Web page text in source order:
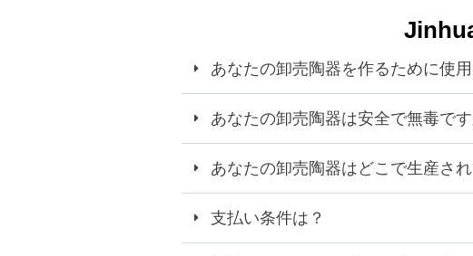
あなたの卸売陶器を作るために使
あなたの卸売陶器は安全で無毒です
あなたの卸売陶器はどこで生産さ
支払い条件は？